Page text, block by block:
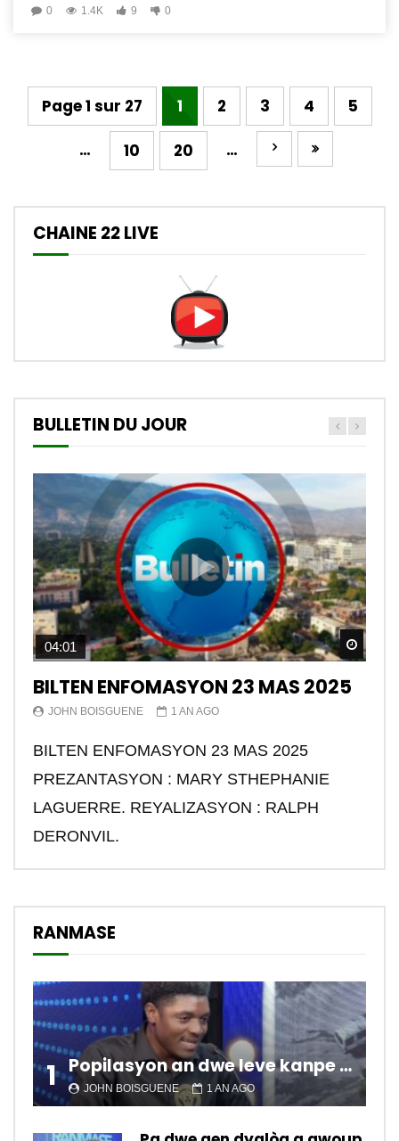
0
1.4K 9 0
Page 1 sur 27 1 2 3 4 5
… 10 20 …
CHAINE 22 LIVE
BULLETIN DU JOUR
04:01
BILTEN ENFOMASYON 23 MAS 2025
JOHN BOISGUENE 1 AN AGO
BILTEN ENFOMASYON 23 MAS 2025
PREZANTASYON : MARY STHEPHANIE
LAGUERRE. REYALIZASYON : RALPH
DERONVIL.
RANMASE
1 Popilasyon an dwe leve kanpe pou chanje sitiyasyon kawotik l’ap viv nan peyi a.
JOHN BOISGUENE 1 AN AGO